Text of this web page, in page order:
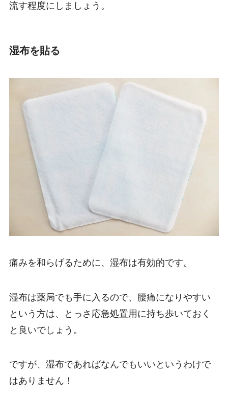
流す程度にしましょう。
湿布を貼る
痛みを和らげるために、湿布は有効的です。
湿布は薬局でも手に入るので、腰痛になりやすい
という方は、とっさ応急処置用に持ち歩いておく
と良いでしょう。
ですが、湿布であればなんでもいいというわけで
はありません！